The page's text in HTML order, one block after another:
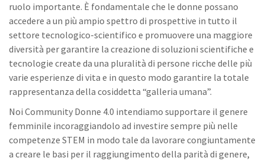
ruolo importante. È fondamentale che le donne possano
accedere a un più ampio spettro di prospettive in tutto il
settore tecnologico-scientifico e promuovere una maggiore
diversità per garantire la creazione di soluzioni scientifiche e
tecnologie create da una pluralità di persone ricche delle più
varie esperienze di vita e in questo modo garantire la totale
rappresentanza della cosiddetta “galleria umana”.
Noi Community Donne 4.0 intendiamo supportare il genere
femminile incoraggiandolo ad investire sempre più nelle
competenze STEM in modo tale da lavorare congiuntamente
a creare le basi per il raggiungimento della parità di genere,